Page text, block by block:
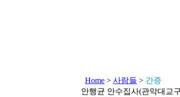
Home > 사람들 > 간증
안행균 안수집사(관악대교